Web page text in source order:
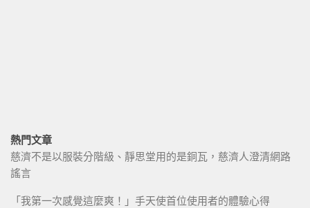
熱門文章
慈濟不是以服裝分階級、靜思堂用的是銅瓦，慈濟人澄清網路
謠言
「我第一次感覺這麼爽！」手天使首位使用者的體驗心得